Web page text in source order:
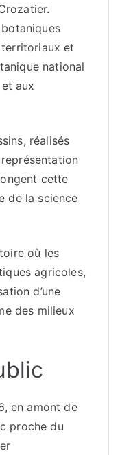
et
national
aux
réalisés
cette
de la science
où les
agricoles,
d’une
des milieux
en amont de
proche du